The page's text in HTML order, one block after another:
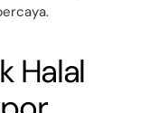
Halal